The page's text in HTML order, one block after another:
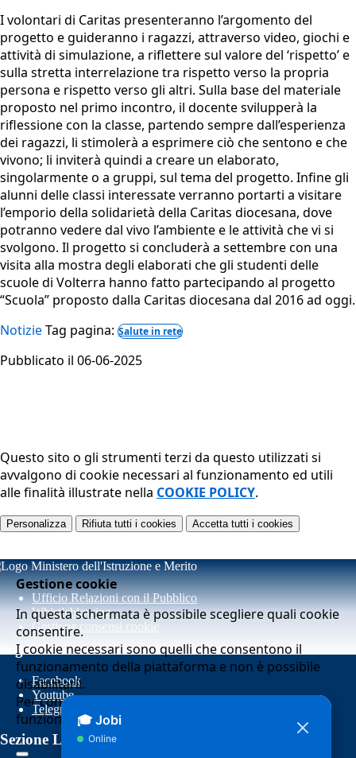
I volontari di Caritas presenteranno l’argomento del
progetto e guideranno i ragazzi, attraverso video, giochi e
attività di simulazione, a riflettere sul valore del ‘rispetto’ e
sulla stretta interrelazione tra rispetto verso la propria
persona e rispetto verso gli altri. Sulla base del materiale
proposto nel primo incontro, il docente svilupperà la
riflessione con la classe, partendo sempre dall’esperienza
dei ragazzi, li stimolerà a esprimere ciò che sentono e che
vivono; li inviterà quindi a creare un elaborato,
singolarmente o a gruppi, sul tema del progetto. Infine gli
alunni delle classi interessate verranno portarti a visitare
l’emporio della solidarietà della Caritas diocesana, dove
potranno vedere dal vivo l’ambiente e le attività che vi si
svolgono. Il progetto si concluderà a settembre con una
visita alla mostra degli elaborati che gli studenti delle
scuole di Volterra hanno fatto partecipando al progetto
“Scuola” proposto dalla Caritas diocesana dal 2016 ad oggi.
NotizieTag pagina: Salute in rete
Pubblicato il 06-06-2025
Questo sito o gli strumenti terzi da questo utilizzati si
avvalgono di cookie necessari al funzionamento ed utili
alle finalità illustrate nella COOKIE POLICY.
Personalizza Rifiuta tutti i cookies Accetta tutti i cookies
Gestione cookie
In questa schermata è possibile scegliere quali cookie
consentire.
I cookie necessari sono quelli che consentono il
funzionamento della piattaforma e non è possibile
disabilitarli.
Per conoscere quali sono i cookie necessari al
funzionamento potete visionare la
COOKIE POLICY
Ufficio Relazioni con il Pubblico
Whistleblowing
Gestione consensi cookie
Seguici su
Facebook
Youtube
Telegram
Sezione Link Utili